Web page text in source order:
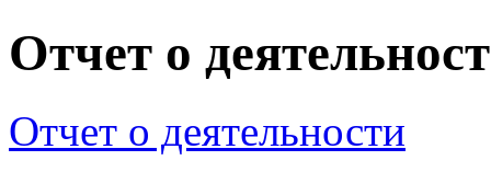
Отчет о
Отчет о деятельности